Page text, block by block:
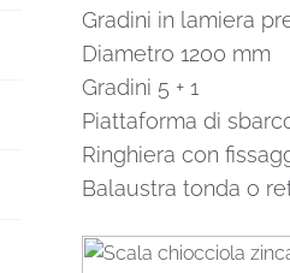
Gradini in lamiera
Diametro 1200 mm
Gradini 5 + 1
Piattaforma di
Ringhiera con
Balaustra tonda o